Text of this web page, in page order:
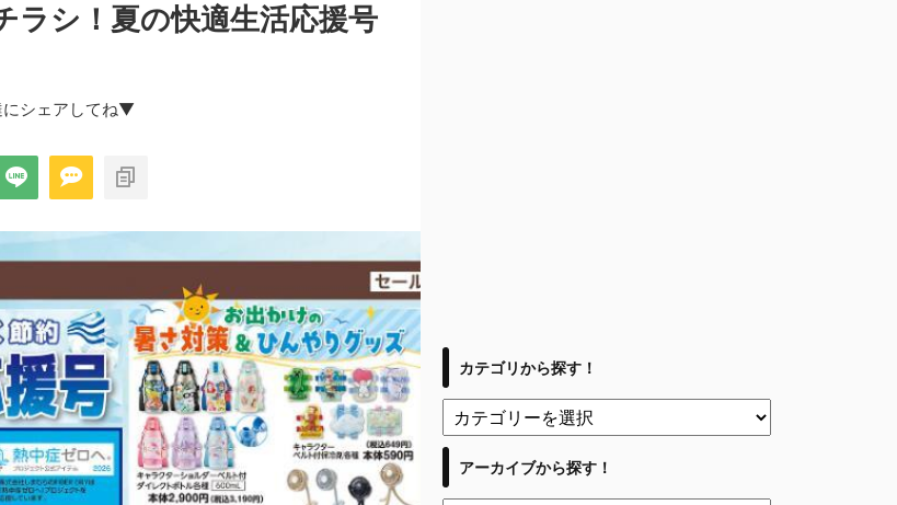
ラシ！夏の快適生活応援号
シェアしてね▼
カテゴリから探す！
アーカイブから探す！